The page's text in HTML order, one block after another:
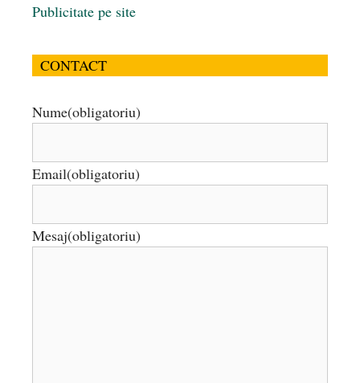
Publicitate pe site
CONTACT
Nume(obligatoriu)
Email(obligatoriu)
Mesaj(obligatoriu)